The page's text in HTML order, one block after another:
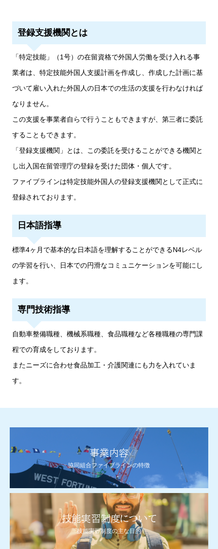
登録支援機関とは
「特定技能」（1号）の在留資格で外国人労働を受け入れる事
業者は、特定技能外国人支援計画を作成し、作成した計画に基
づいて雇い入れた外国人の日本での生活の支援を行わなければ
なりません。
この支援を事業者自らで行うこともできますが、第三者に委託
することもできます。
「登録支援機関」とは、この委託を受けることができる機関と
し出入国在留管理庁の登録を受けた団体・個人です。
ファイブラインは特定技能外国人の登録支援機関として正式に
登録されております。
日本語指導
標準4ヶ月で基本的な日本語を理解することができるN4レベル
の学習を行い、日本での円滑なコミュニケーションを可能にし
ます。
専門技術指導
自動車整備職種、機械系職種、食品職種など各種職種の専門課
程での育成をしております。
またニーズに合わせ食品加工・介護関連にも力を入れていま
す。
事業内容
協同組合ファイブラインの特徴
技能実習制度について
技能実習制度の主な目的